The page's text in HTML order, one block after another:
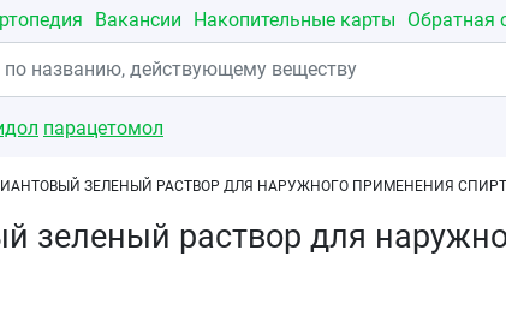
Вакансии Накопительные карты Обратная
парацетомол
ЗЕЛЕНЫЙ РАСТВОР ДЛЯ НАРУЖНОГО ПРИМЕНЕНИЯ
зеленый раствор для